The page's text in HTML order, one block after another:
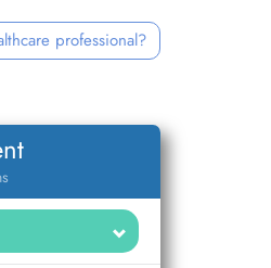
professional?